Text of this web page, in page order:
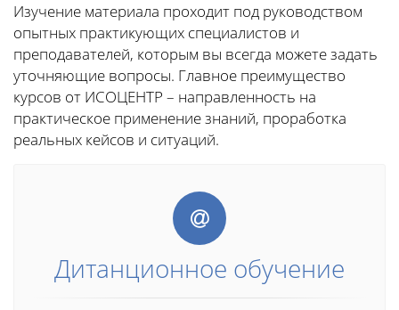
Изучение материала проходит под руководством
опытных практикующих специалистов и
преподавателей, которым вы всегда можете задать
уточняющие вопросы. Главное преимущество
курсов от ИСОЦЕНТР – направленность на
практическое применение знаний, проработка
реальных кейсов и ситуаций.
Дитанционное обучение